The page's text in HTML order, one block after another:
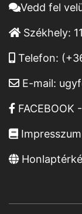
Vedd fel
Székhely:
Telefon:
E-mail:
FACEBOOK
Impresszum